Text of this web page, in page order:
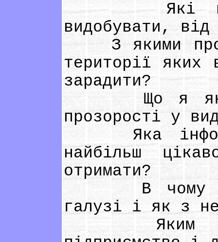
Які
видобувати, від
З якими
території яких
зарадити?
Що я як
прозорості у
Яка
найбільш
отримати?
В чому
галузі і як з
Яким я